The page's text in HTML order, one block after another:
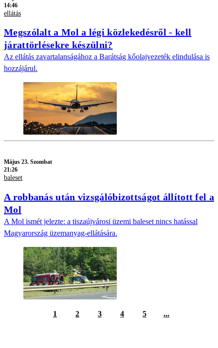
14:46
ellátás
Megszólalt a Mol a légi közlekedésről - kell
járattörlésekre készülni?
Az ellátás zavartalanságához a Barátság kőolajvezeték elindulása is
hozzájárul.
Május 23. Szombat
21:26
baleset
A robbanás után vizsgálóbizottságot állított fel a
Mol
A Mol ismét jelezte: a tiszaújvárosi üzemi baleset nincs hatással
Magyarország üzemanyag-ellátására.
1 2 3 4 5 ...